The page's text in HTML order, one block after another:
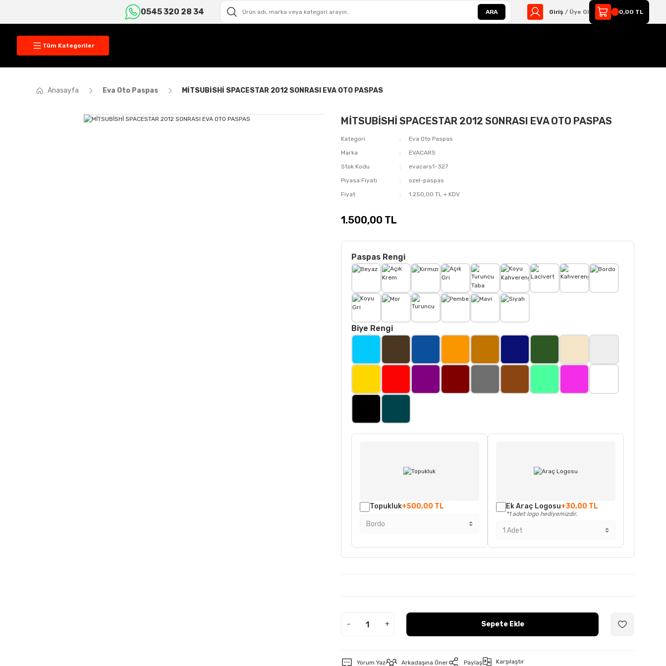
0545 320 28 34 ARA Giriş / Üye Ol 0,00 TL
Tüm Kategoriler
Anasayfa Eva Oto Paspas MİTSUBİSHİ SPACESTAR 2012 SONRASI EVA OTO PASPAS
MİTSUBİSHİ SPACESTAR 2012 SONRASI EVA OTO PASPAS
Kategori
Eva Oto Paspas
Marka
EVACARS
Stok Kodu
evacars1-327
Piyasa Fiyatı
ozel-paspas
Fiyat
1.250,00 TL + KDV
1.500,00 TL
Paspas Rengi
Biye Rengi
Topukluk+500,00 TL Ek Araç Logosu+30,00 TL
*1 adet logo hediyemizdir.
- + Sepete Ekle
Yorum Yaz Arkadaşına Öner Paylaş Karşılaştır